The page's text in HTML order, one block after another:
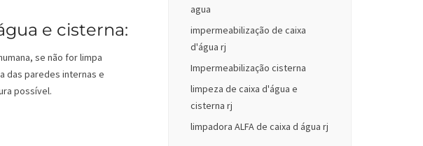
agua
impermeabilização de caixa
d'água rj
Impermeabilização cisterna
limpeza de caixa d'água e
cisterna rj
limpadora ALFA de caixa d água rj
e cisterna:
se não for limpa
das paredes internas e
possível.